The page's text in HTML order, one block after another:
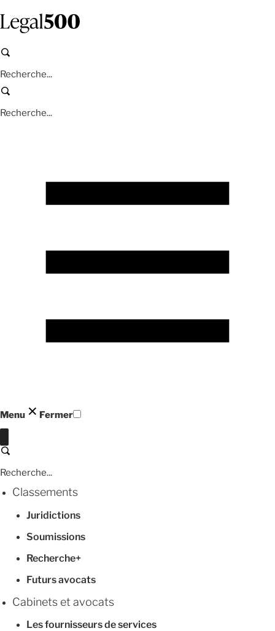
contenu
principal
Recherche
Recherche
Menu Fermer
Recherche
Classements
Juridictions
Soumissions
Recherche+
Futurs avocats
Cabinets et avocats
Les fournisseurs de services